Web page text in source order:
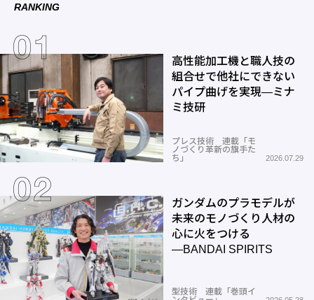
RANKING
高性能加工機と職人技の
組合せで他社にできない
パイプ曲げを実現―ミナ
ミ技研
プレス技術 連載「モ
ノづくり革新の旗手た
ち」
2026.07.29
ガンダムのプラモデルが
未来のモノづくり人材の
心に火をつける
―BANDAI SPIRITS
型技術 連載「巻頭イ